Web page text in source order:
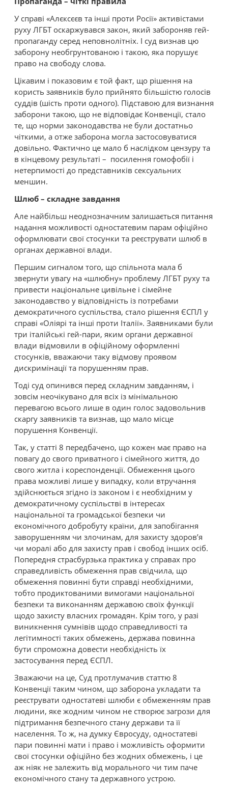
У справі «Алєксєєв та інші проти Росії» активістами
руху ЛГБТ оскаржувався закон, який забороняв гей-
пропаганду серед неповнолітніх. І суд визнав цю
заборону необгрунтованою і такою, яка порушує
право на свободу слова.
Цікавим і показовим є той факт, що рішення на
користь заявників було прийнято більшістю голосів
суддів (шість проти одного). Підставою для визнання
заборони такою, що не відповідає Конвенції, стало
те, що норми законодавства не були достатньо
чіткими, а отже заборона могла застосовуватися
довільно. Фактично це мало б наслідком цензуру та
в кінцевому результаті – посилення гомофобії і
нетерпимості до представників сексуальних
меншин.
Шлюб – складне завдання
Але найбільш неоднозначним залишається питання
надання можливості одностатевим парам офіційно
оформлювати свої стосунки та реєструвати шлюб в
органах державної влади.
Першим сигналом того, що спільнота мала б
звернути увагу на «шлюбну» проблему ЛГБТ руху та
привести національне цивільне і сімейне
законодавство у відповідність із потребами
демократичного суспільства, стало рішення ЄСПЛ у
справі «Оліярі та інші проти Італії». Заявниками були
три італійські гей-пари, яким органи державної
влади відмовили в офіційному оформленні
стосунків, вважаючи таку відмову проявом
дискримінації та порушенням прав.
Тоді суд опинився перед складним завданням, і
зовсім неочікувано для всіх із мінімальною
перевагою всього лише в один голос задовольнив
скаргу заявників та визнав, що мало місце
порушення Конвенції.
Так, у статті 8 передбачено, що кожен має право на
повагу до свого приватного і сімейного життя, до
свого житла і кореспонденції. Обмеження цього
права можливі лише у випадку, коли втручання
здійснюється згідно із законом і є необхідним у
демократичному суспільстві в інтересах
національної та громадської безпеки чи
економічного добробуту країни, для запобігання
заворушенням чи злочинам, для захисту здоров’я
чи моралі або для захисту прав і свобод інших осіб.
Попередня страсбурзька практика у справах про
справедливість обмеження прав свідчила, що
обмеження повинні бути справді необхідними,
тобто продиктованими вимогами національної
безпеки та виконанням державою своїх функції
щодо захисту власних громадян. Крім того, у разі
виникнення сумнівів щодо справедливості та
легітимності таких обмежень, держава повинна
бути спроможна довести необхідність їх
застосування перед ЄСПЛ.
Зважаючи на це, Суд протлумачив статтю 8
Конвенції таким чином, що заборона укладати та
реєструвати одностатеві шлюби є обмеженням прав
людини, яке жодним чином не створює загрози для
підтримання безпечного стану держави та її
населення. То ж, на думку Євросуду, одностатеві
пари повинні мати і право і можливість оформити
свої стосунки офіційно без жодних обмежень, і це
аж ніяк не залежить від морального чи тим паче
економічного стану та державного устрою.